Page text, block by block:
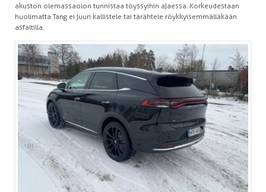
akuston olemassaolon tunnistaa töyssyihin ajaessa. Korkeudestaan
huolimatta Tang ei juuri kallistele tai tärähtele röykkyisemmälläkään
asfaltilla.